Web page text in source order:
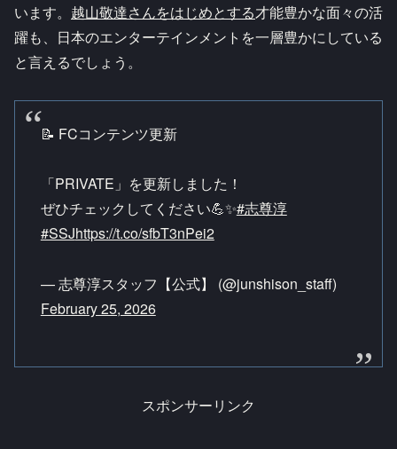
います。 越山敬達さんをはじめとする才能豊かな面々の活
躍も、日本のエンターテインメントを一層豊かにしている
と言えるでしょう。
📝 FCコンテンツ更新
「PRIVATE」を更新しました！
ぜひチェックしてください💪✨#志尊淳
#SSJhttps://t.co/sfbT3nPei2
— 志尊淳スタッフ【公式】 (@junshison_staff)
February 25, 2026
スポンサーリンク